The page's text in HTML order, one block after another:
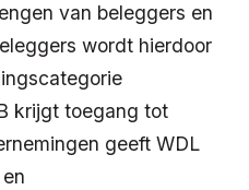
van beleggers en
wordt hierdoor
krijgt toegang tot
geeft WDL